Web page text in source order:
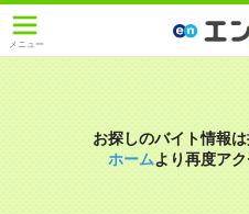
メニュー
お探しのバイト情報
ホームより再度ア